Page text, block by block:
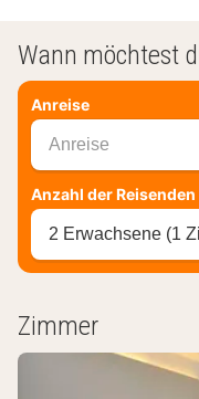
Wann möchtest
Anreise
Anreise
Anzahl der Reisenden
2 Erwachsene (1
Zimmer